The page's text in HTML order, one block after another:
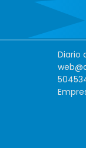
Diario